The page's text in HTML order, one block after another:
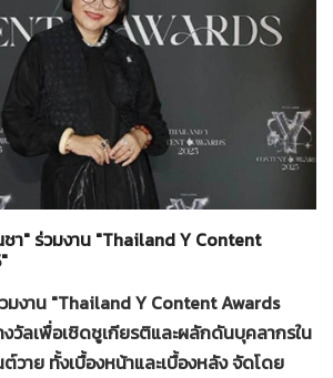
า" ร่วมงาน "Thailand Y Content
งาน "Thailand Y Content Awards
งวัลเพื่อเชิดชูเกียรติและผลักดันบุคลากรใน
วาย ทั้งเบื้องหน้าและเบื้องหลัง จัดโดย